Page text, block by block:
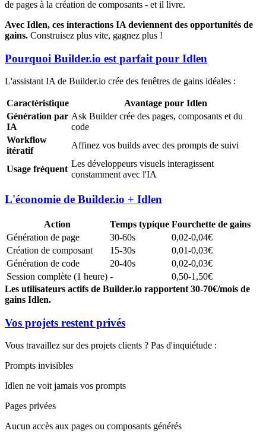
de pages à la création de composants - et il livre.
Avec Idlen, ces interactions IA deviennent des opportunités de
gains. Construisez plus vite, gagnez plus !
Pourquoi Builder.io est parfait pour Idlen
L'assistant IA de Builder.io crée des fenêtres de gains idéales :
Caractéristique
Avantage pour Idlen
Génération par
IA
Ask Builder crée des pages, composants et du
code
Workflow
itératif
Affinez vos builds avec des prompts de suivi
Usage fréquent
Les développeurs visuels interagissent
constamment avec l'IA
L'économie de Builder.io + Idlen
Action Temps typique Fourchette de gains
Génération de page
30-60s
0,02-0,04€
Création de composant
15-30s
0,01-0,03€
Génération de code
20-40s
0,02-0,03€
Session complète (1 heure) -
0,50-1,50€
Les utilisateurs actifs de Builder.io rapportent 30-70€/mois de
gains Idlen.
Vos projets restent privés
Vous travaillez sur des projets clients ? Pas d'inquiétude :
Prompts invisibles
Idlen ne voit jamais vos prompts
Pages privées
Aucun accès aux pages ou composants générés